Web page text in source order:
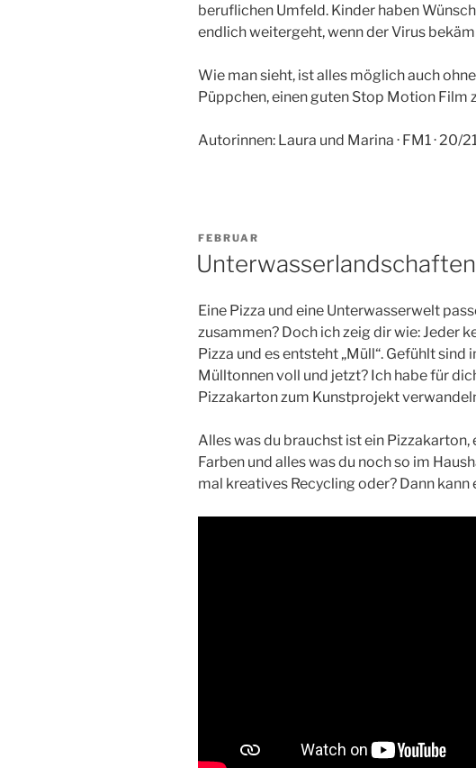
beruflichen Umfeld. Kinder haben
endlich weitergeht, wenn der Virus
Wie man sieht, ist alles möglich auch
Püppchen, einen guten Stop Motion Film
Autorinnen: Laura und Marina · FM1 · 20/
VERÖFFENTLICHT
AM
FEBRUAR
Eine Pizza und eine Unterwasserwelt
zusammen? Doch ich zeig dir wie: Jeder
Pizza und es entsteht „Müll“. Gefühlt
Mülltonnen voll und jetzt? Ich habe für
Pizzakarton zum Kunstprojekt
Alles was du brauchst ist ein Pizzakarton,
Farben und alles was du noch so im
mal kreatives Recycling oder? Dann kann